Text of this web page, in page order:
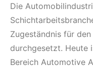
Die
Zugeständnis für
durchgesetzt. Heute
Bereich Automotive